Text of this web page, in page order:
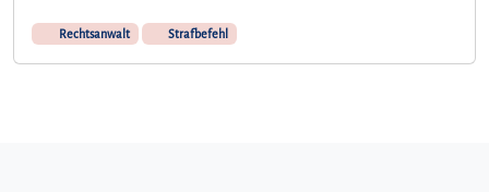
Rechtsanwalt Strafbefehl